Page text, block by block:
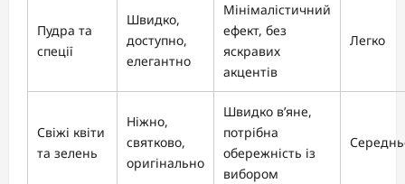
Пудра та
спеції
Швидко,
доступно,
елегантно
Мінімалістичний
ефект, без
яскравих
акцентів
Легко
Свіжі квіти
та зелень
Ніжно,
святково,
оригінально
Швидко в’яне,
потрібна
обережність із
вибором